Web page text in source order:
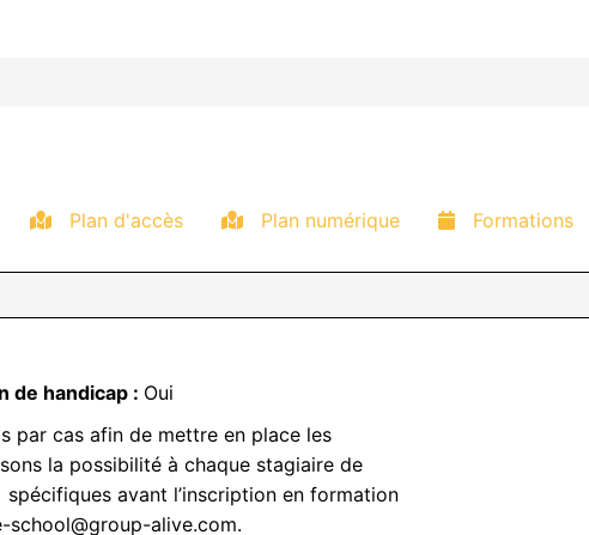
Plan d'accès Plan numérique Formations
de handicap : Oui
par cas afin de mettre en place les
la possibilité à chaque stagiaire de
avant l’inscription en formation
school@group-alive.com.